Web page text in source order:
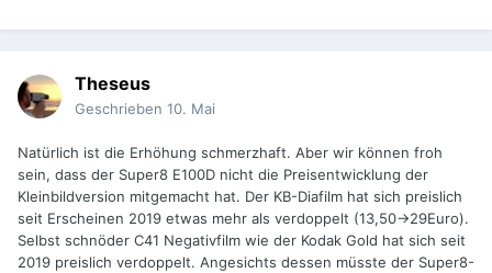
Theseus
Geschrieben 10. Mai
Natürlich ist die Erhöhung schmerzhaft. Aber wir können froh
sein, dass der Super8 E100D nicht die Preisentwicklung der
Kleinbildversion mitgemacht hat. Der KB-Diafilm hat sich preislich
seit Erscheinen 2019 etwas mehr als verdoppelt (13,50->29Euro).
Selbst schnöder C41 Negativfilm wie der Kodak Gold hat sich seit
2019 preislich verdoppelt. Angesichts dessen müsste der Super8-